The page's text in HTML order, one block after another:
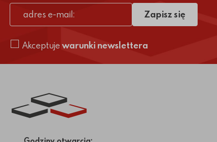
adres e-mail
Akceptuje warunki newslettera
Zapisz się
Link do strony głównej